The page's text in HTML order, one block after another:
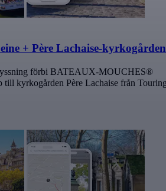
+ Père Lachaise-kyrkogården
förbi BATEAUX-MOUCHES®
till kyrkogården Père Lachaise från